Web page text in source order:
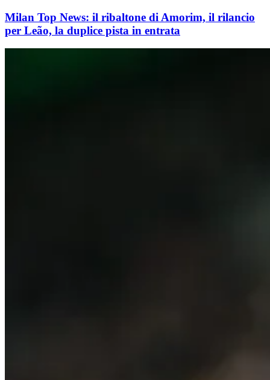
Milan Top News: il ribaltone di Amorim, il rilancio
per Leão, la duplice pista in entrata